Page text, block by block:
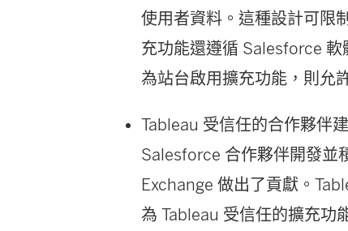
使用者資料。這種設計可限
充功能還遵循 Salesforce
為站台啟用擴充功能，則允
Tableau 受信任的合作夥伴
Salesforce 合作夥伴開發並
Exchange 做出了貢獻。
為 Tableau 受信任的擴充功